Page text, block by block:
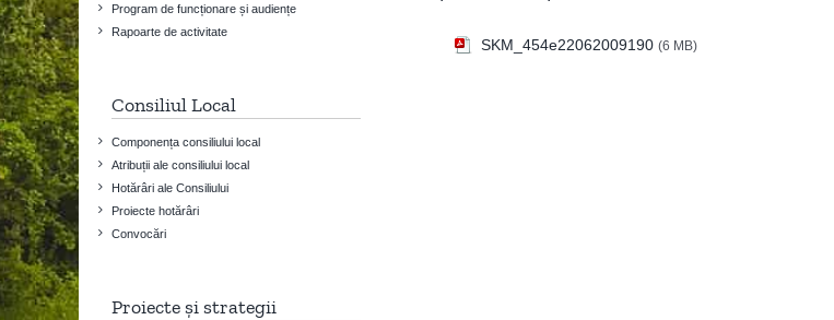
SKM_454e22062009190 (6 MB)
Program de funcționare și audiențe
Rapoarte de activitate
Consiliul Local
Componența consiliului local
Atribuții ale consiliului local
Hotărâri ale Consiliului
Proiecte hotărâri
Convocări
Proiecte și strategii